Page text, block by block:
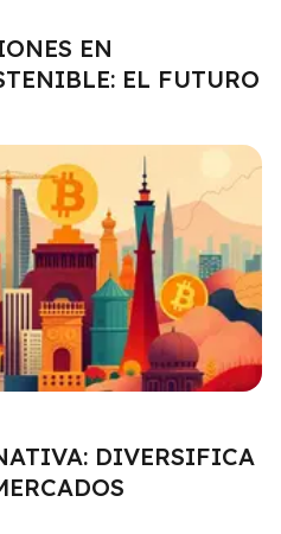
EN
EL FUTURO
DIVERSIFICA